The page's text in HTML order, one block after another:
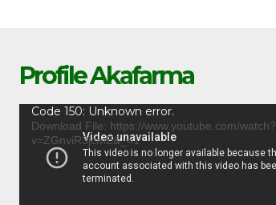
Profile Akafarma
Video
Player
Code 150: Unknown error.
Download File: https://www.youtube.com/watch?
v=ZGnviR3jcmE&_=1